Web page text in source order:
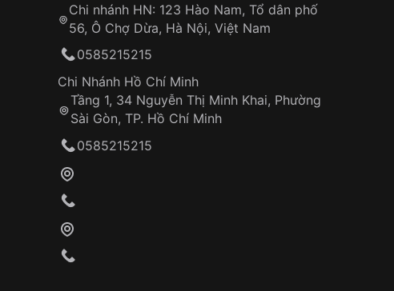
Chi nhánh HN: 123 Hào Nam, Tổ dân phố
56, Ô Chợ Dừa, Hà Nội, Việt Nam
0585215215
Chi Nhánh Hồ Chí Minh
Tầng 1, 34 Nguyễn Thị Minh Khai, Phường
Sài Gòn, TP. Hồ Chí Minh
0585215215